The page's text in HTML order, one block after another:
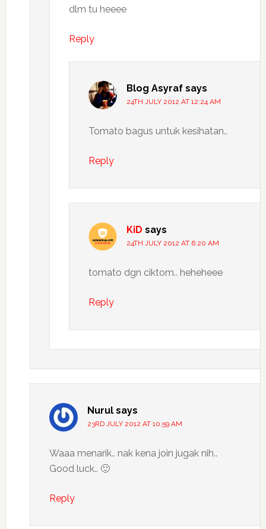
dlm tu heeee
Reply
Blog Asyraf says
24TH JULY 2012 AT 12:24 AM
Tomato bagus untuk kesihatan..
Reply
KiD says
24TH JULY 2012 AT 6:20 AM
tomato dgn ciktom.. heheheee
Reply
Nurul says
23RD JULY 2012 AT 10:59 AM
Waaa menarik.. nak kena join jugak nih..
Good luck.. 🙂
Reply